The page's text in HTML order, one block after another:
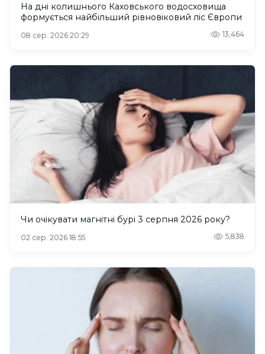
На дні колишнього Каховського водосховища
формується найбільший рівновіковий ліс Європи
08 сер. 2026 20:29 13,464
Чи очікувати магнітні бурі 3 серпня 2026 року?
02 сер. 2026 18:55 5,838